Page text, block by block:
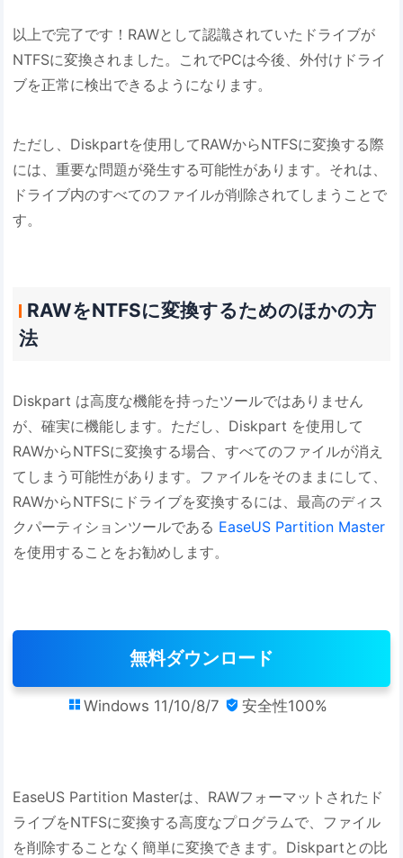
以上で完了です！RAWとして認識されていたドライブが
NTFSに変換されました。これでPCは今後、外付けドライ
ブを正常に検出できるようになります。
ただし、Diskpartを使用してRAWからNTFSに変換する際
には、重要な問題が発生する可能性があります。それは、
ドライブ内のすべてのファイルが削除されてしまうことで
す。
RAWをNTFSに変換するためのほかの方
法
Diskpart は高度な機能を持ったツールではありません
が、確実に機能します。ただし、Diskpart を使用して
RAWからNTFSに変換する場合、すべてのファイルが消え
てしまう可能性があります。ファイルをそのままにして、
RAWからNTFSにドライブを変換するには、最高のディス
クパーティションツールである EaseUS Partition Master
を使用することをお勧めします。
無料ダウンロード
 Windows 11/10/8/7  安全性100%
EaseUS Partition Masterは、RAWフォーマットされたド
ライブをNTFSに変換する高度なプログラムで、ファイル
を削除することなく簡単に変換できます。Diskpartとの比